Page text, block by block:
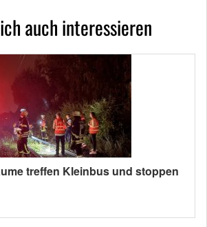
auch interessieren
treffen Kleinbus und stoppen